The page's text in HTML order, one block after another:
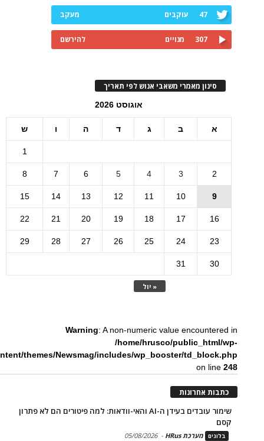
47 עוקבים מעקב
307 מנויים להירשם
סינון מאמרי משאבי אנוש לפי תאריך
אוגוסט 2026
א ב ג ד ה ו ש
« יול
1
2
3
4
5
6
7
8
9
10
11
12
13
14
15
16
17
18
19
20
21
22
23
24
25
26
27
28
29
30
31
Warning: A non-numeric value encountered in
/home/hrusco/public_html/wp-
themes/Newsmag/includes/wp_booster/td_block.php
on line248
כתבות אחרונות
שימור עובדים בעידן ה-AI והאי-וודאות: למה פיטורים הם לא פתרון
קסם
בלוגים מערכת HRus -
05/08/2026